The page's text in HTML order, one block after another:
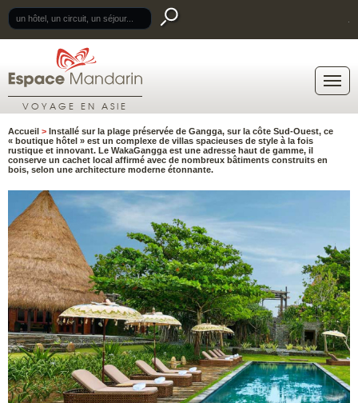
VOYAGE EN ASIE
Accueil > Installé sur la plage préservée de Gangga, sur la côte Sud-Ouest, ce
« boutique hôtel » est un complexe de villas spacieuses de style à la fois
rustique et innovant. Le WakaGangga est une adresse haut de gamme, il
conserve un cachet local affirmé avec de nombreux bâtiments construits en
bois, selon une architecture moderne étonnante.